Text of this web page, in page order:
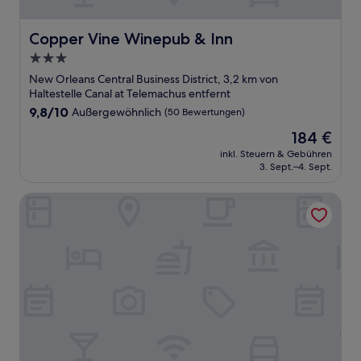
Copper Vine Winepub & Inn
Copper Vine Winepub & Inn
3.0-
Sterne-
Unterkunft
New Orleans Central Business District, 3,2 km von
Haltestelle Canal at Telemachus entfernt
9.8
9,8/10 Außergewöhnlich (50 Bewertungen)
Der
Preis
beträgt
184 €
inkl. Steuern & Gebühren
3. Sept.–4. Sept.